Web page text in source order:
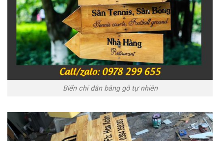
Biển chỉ dẫn bằng gỗ tự nhiên